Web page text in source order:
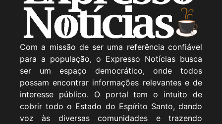
Com a missão de ser uma referência confiável
para a população, o Expresso Notícias busca
ser um espaço democrático, onde todos
possam encontrar informações relevantes e de
interesse público. O portal tem o intuito de
cobrir todo o Estado do Espírito Santo, dando
voz às diversas comunidades e trazendo